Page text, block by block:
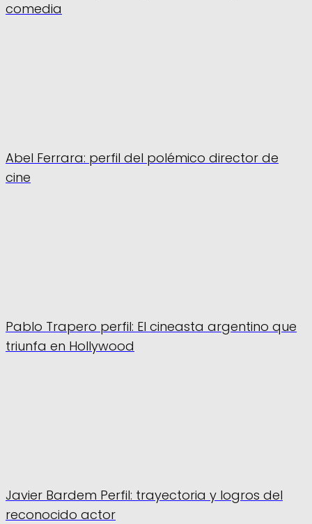
comedia
Abel Ferrara: perfil del polémico director de
cine
Pablo Trapero perfil: El cineasta argentino que
triunfa en Hollywood
Javier Bardem Perfil: trayectoria y logros del
reconocido actor